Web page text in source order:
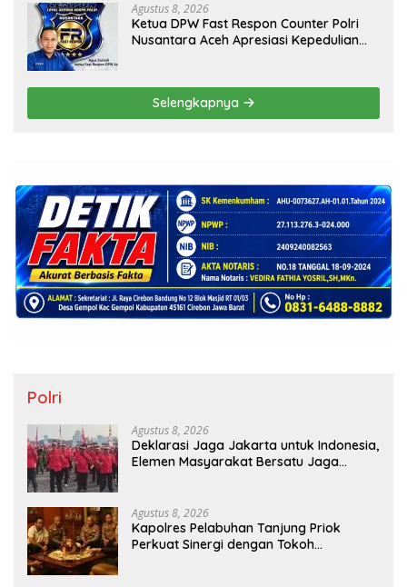
Agustus 8, 2026
Ketua DPW Fast Respon Counter Polri
Nusantara Aceh Apresiasi Kepedulian
Selengkapnya
Polri
Agustus 8, 2026
Deklarasi Jaga Jakarta untuk Indonesia,
Elemen Masyarakat Bersatu Jaga
Agustus 8, 2026
Kapolres Pelabuhan Tanjung Priok
Perkuat Sinergi dengan Tokoh